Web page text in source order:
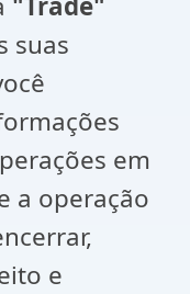
suas
em
a operação
e